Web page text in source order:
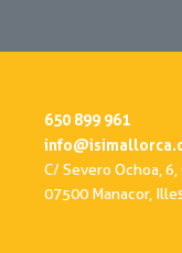
650 899 961
C/ Severo Ochoa,
07500 Manacor,